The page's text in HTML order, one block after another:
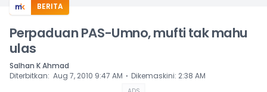
BERITA
Perpaduan PAS-Umno, mufti tak mahu
ulas
Salhan K Ahmad
Diterbitkan: Aug 7, 2010 9:47 AM ⋅ Dikemaskini: 2:38 AM